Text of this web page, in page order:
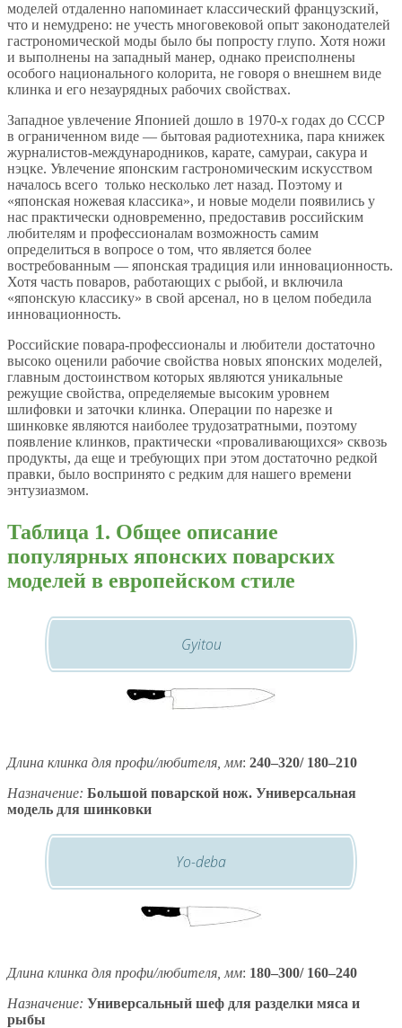
моделей отдаленно напоминает классический французский,
что и немудрено: не учесть многовековой опыт законодателей
гастрономической моды было бы попросту глупо. Хотя ножи
и выполнены на западный манер, однако преисполнены
особого национального колорита, не говоря о внешнем виде
клинка и его незаурядных рабочих свойствах.
Западное увлечение Японией дошло в 1970-х годах до СССР
в ограниченном виде — бытовая радиотехника, пара книжек
журналистов-международников, карате, самураи, сакура и
нэцке. Увлечение японским гастрономическим искусством
началось всего только несколько лет назад. Поэтому и
«японская ножевая классика», и новые модели появились у
нас практически одновременно, предоставив российским
любителям и профессионалам возможность самим
определиться в вопросе о том, что является более
востребованным — японская традиция или инновационность.
Хотя часть поваров, работающих с рыбой, и включила
«японскую классику» в свой арсенал, но в целом победила
инновационность.
Российские повара-профессионалы и любители достаточно
высоко оценили рабочие свойства новых японских моделей,
главным достоинством которых являются уникальные
режущие свойства, определяемые высоким уровнем
шлифовки и заточки клинка. Операции по нарезке и
шинковке являются наиболее трудозатратными, поэтому
появление клинков, практически «проваливающихся» сквозь
продукты, да еще и требующих при этом достаточно редкой
правки, было воспринято с редким для нашего времени
энтузиазмом.
Таблица 1. Общее описание
популярных японских поварских
моделей в европейском стиле
Gyitou
Длина клинка для профи/любителя, мм: 240–320/ 180–210
Назначение: Большой поварской нож. Универсальная
модель для шинковки
Yo-deba
Длина клинка для профи/любителя, мм: 180–300/ 160–240
Назначение: Универсальный шеф для разделки мяса и
рыбы